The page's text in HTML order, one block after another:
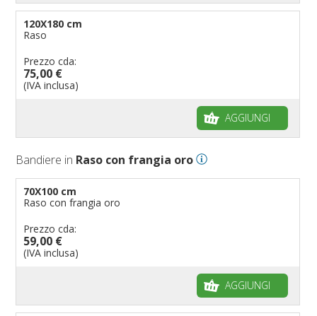
120X180 cm
Raso
Prezzo cda:
75,00 €
(IVA inclusa)
AGGIUNGI
Bandiere in Raso con frangia oro
70X100 cm
Raso con frangia oro
Prezzo cda:
59,00 €
(IVA inclusa)
AGGIUNGI